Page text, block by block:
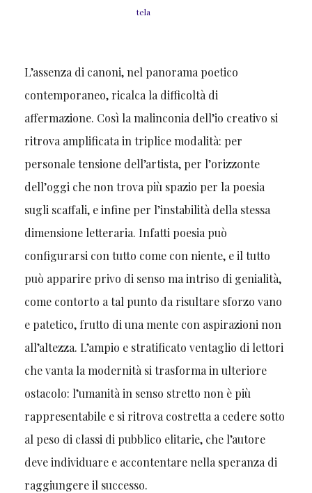
tela
L’assenza di canoni, nel panorama poetico
contemporaneo, ricalca la difficoltà di
affermazione. Così la malinconia dell’io creativo si
ritrova amplificata in triplice modalità: per
personale tensione dell’artista, per l’orizzonte
dell’oggi che non trova più spazio per la poesia
sugli scaffali, e infine per l’instabilità della stessa
dimensione letteraria. Infatti poesia può
configurarsi con tutto come con niente, e il tutto
può apparire privo di senso ma intriso di genialità,
come contorto a tal punto da risultare sforzo vano
e patetico, frutto di una mente con aspirazioni non
all’altezza. L’ampio e stratificato ventaglio di lettori
che vanta la modernità si trasforma in ulteriore
ostacolo: l’umanità in senso stretto non è più
rappresentabile e si ritrova costretta a cedere sotto
al peso di classi di pubblico elitarie, che l’autore
deve individuare e accontentare nella speranza di
raggiungere il successo.